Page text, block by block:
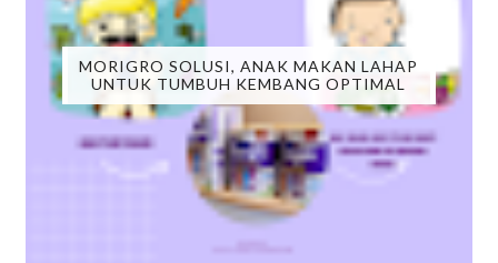
MORIGRO SOLUSI, ANAK MAKAN LAHAP
UNTUK TUMBUH KEMBANG OPTIMAL